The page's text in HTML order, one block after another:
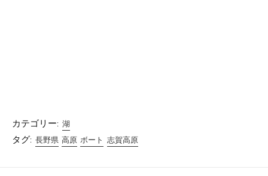
カテゴリー: 湖
タグ: 長野県 高原 ボート 志賀高原